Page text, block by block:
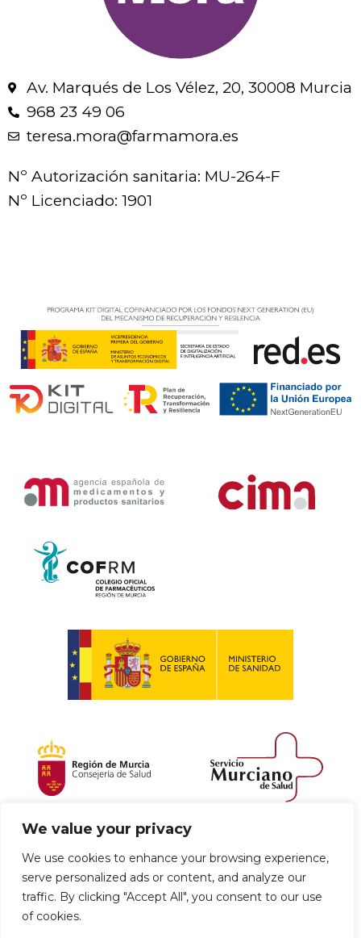
We value your privacy
We use cookies to enhance your browsing experience,
serve personalized ads or content, and analyze our
traffic. By clicking "Accept All", you consent to our use
of cookies.
Av. Marqués de Los Vélez, 20, 30008 Murcia
968 23 49 06
teresa.mora@farmamora.es
Nº Autorización sanitaria: MU-264-F
Nº Licenciado: 1901
Política de envío y devoluciones
Política de privacidad Uso de cookies